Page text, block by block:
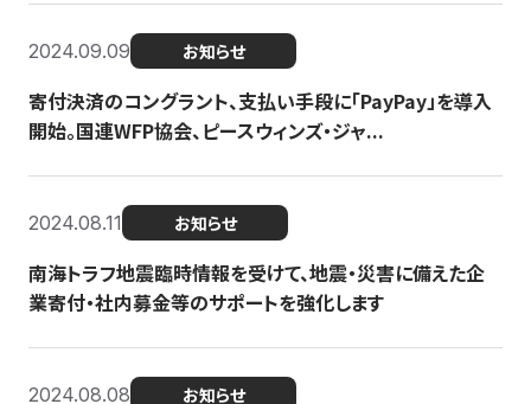
2024.09.09 お知らせ
寄付決済のコングラント、支払い手段に「PayPay」を導入
開始。国連WFP協会、ピースウィンズ・ジャ...
2024.08.11 お知らせ
南海トラフ地震臨時情報を受けて、地震・災害に備えた企
業寄付・社内募金等のサポートを強化します
2024.08.08 お知らせ